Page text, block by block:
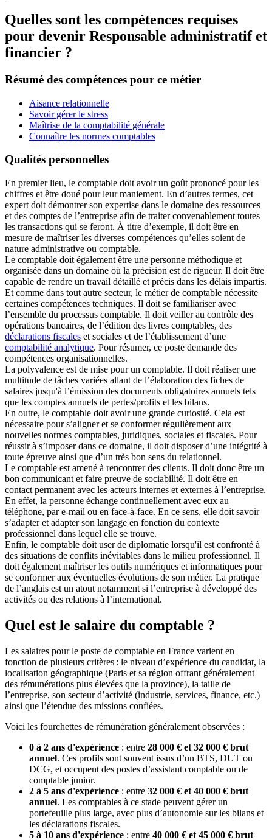
Quelles sont les compétences requises
pour devenir Responsable administratif et
financier ?
Résumé des compétences pour ce métier
Aisance relationnelle
Savoir gérer le stress
Maîtrise de la comptabilité générale
Connaître les normes comptables
Qualités personnelles
En premier lieu, le comptable doit avoir un goût prononcé pour les
chiffres et être doué pour leur maniement. En d’autres termes, cet
expert doit démontrer son expertise dans le domaine des ressources
et des comptes de l’entreprise afin de traiter convenablement toutes
les transactions qui se feront. À titre d’exemple, il doit être en
mesure de maîtriser les diverses compétences qu’elles soient de
nature administrative ou comptable.
Le comptable doit également être une personne méthodique et
organisée dans un domaine où la précision est de rigueur. Il doit être
capable de rendre un travail détaillé et précis dans les délais impartis.
Et comme dans tout autre secteur, le métier de comptable nécessite
certaines compétences techniques. Il doit se familiariser avec
l’ensemble du processus comptable. Il doit veiller au contrôle des
opérations bancaires, de l’édition des livres comptables, des
déclarations fiscales et sociales et de l’établissement d’une
comptabilité analytique. Pour résumer, ce poste demande des
compétences organisationnelles.
La polyvalence est de mise pour un comptable. Il doit réaliser une
multitude de tâches variées allant de l’élaboration des fiches de
salaires jusqu'à l’émission des documents obligatoires annuels tels
que les comptes annuels de pertes/profits et les bilans.
En outre, le comptable doit avoir une grande curiosité. Cela est
nécessaire pour s’aligner et se conformer régulièrement aux
nouvelles normes comptables, juridiques, sociales et fiscales. Pour
réussir à s’imposer dans ce domaine, il doit disposer d’une intégrité à
toute épreuve ainsi que d’un très bon sens du relationnel.
Le comptable est amené à rencontrer des clients. Il doit donc être un
bon communicant et faire preuve de sociabilité. Il doit être en
contact permanent avec les acteurs internes et externes à l’entreprise.
En effet, la personne échange continuellement avec eux au
téléphone, par e-mail ou en face-à-face. En ce sens, elle doit savoir
s’adapter et adapter son langage en fonction du contexte
professionnel dans lequel elle se trouve.
Enfin, le comptable doit user de diplomatie lorsqu'il est confronté à
des situations de conflits inévitables dans le milieu professionnel. Il
doit également maîtriser les outils numériques et informatiques pour
se conformer aux éventuelles évolutions de son métier. La pratique
de l’anglais est un atout notamment si l’entreprise à développé des
activités ou des relations à l’international.
Quel est le salaire du comptable ?
Les salaires pour le poste de comptable en France varient en
fonction de plusieurs critères : le niveau d’expérience du candidat, la
localisation géographique (Paris et sa région offrant généralement
des rémunérations plus élevées que la province), la taille de
l’entreprise, son secteur d’activité (industrie, services, finance, etc.)
ainsi que l’étendue des missions confiées.
Voici les fourchettes de rémunération généralement observées :
0 à 2 ans d'expérience : entre 28 000 € et 32 000 € brut
annuel. Ces profils sont souvent issus d’un BTS, DUT ou
DCG, et occupent des postes d’assistant comptable ou de
comptable junior.
2 à 5 ans d'expérience : entre 32 000 € et 40 000 € brut
annuel. Les comptables à ce stade peuvent gérer un
portefeuille plus large, avec plus d’autonomie sur les bilans et
les déclarations fiscales.
5 à 10 ans d'expérience : entre 40 000 € et 45 000 € brut